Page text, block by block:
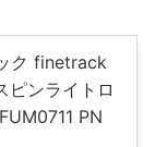
ク finetrack
ピンライトロ
PN